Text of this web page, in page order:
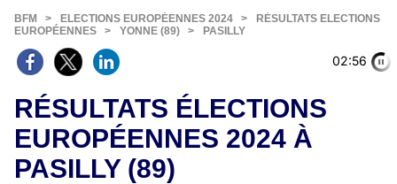
02:56
BFM > ELECTIONS EUROPÉENNES 2024 >
RÉSULTATS ELECTIONS
EUROPÉENNES
> YONNE (89) > PASILLY
RÉSULTATS ÉLECTIONS
EUROPÉENNES 2024 À
PASILLY (89)